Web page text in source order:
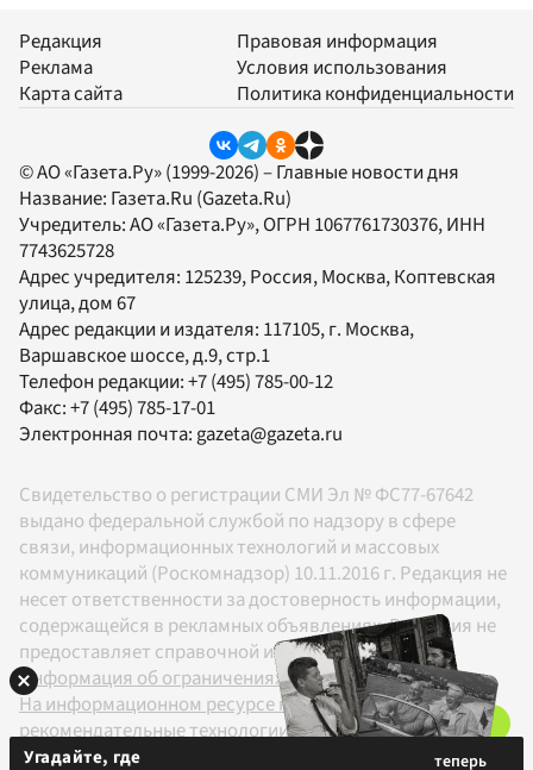
Редакция
Реклама
Карта сайта
Правовая информация
Условия использования
Политика конфиденциальности
© АО «Газета.Ру» (1999-2026) – Главные новости дня
Название: Газета.Ru (Gazeta.Ru)
Учредитель:АО «Газета.Ру», ОГРН 1067761730376, ИНН
7743625728
Адрес учредителя: 125239, Россия, Москва, Коптевская
улица, дом 67
Адрес редакции и издателя: 117105, г. Москва,
Варшавское шоссе, д.9, стр.1
Телефон редакции:+7 (495) 785-00-12
Факс:+7 (495) 785-17-01
Электронная почта:gazeta@gazeta.ru
Свидетельство о регистрации СМИ Эл № ФС77-67642
выдано федеральной службой по надзору в сфере
связи, информационных технологий и массовых
коммуникаций (Роскомнадзор) 10.11.2016 г. Редакция не
несет ответственности за достоверность информации,
содержащейся в рекламных объявлениях. Редакция не
предоставляет справочной информации.
Информация об ограничениях
На информационном ресурсе применяются
рекомендательные технологии в соответствии с
Правилами
Угадайте, где